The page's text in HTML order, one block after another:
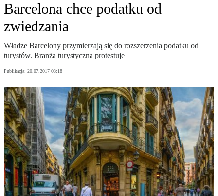
Barcelona chce podatku od
zwiedzania
Władze Barcelony przymierzają się do rozszerzenia podatku od
turystów. Branża turystyczna protestuje
Publikacja: 20.07.2017 08:18